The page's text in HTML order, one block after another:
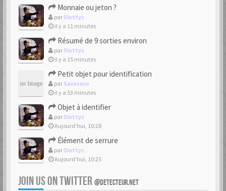
Monnaie ou jeton ?
par Slottys
il y a 11 minutes
Résumé de 9 sorties environ
par Slottys
il y a 15 minutes
Petit objet pour identification
par Savosavo
il y a 53 minutes
Objet à identifier
par Slottys
Aujourd’hui, 10:28
Élément de serrure
par Slottys
Aujourd’hui, 10:25
JOIN US ON TWITTER @DETECTEUR.NET